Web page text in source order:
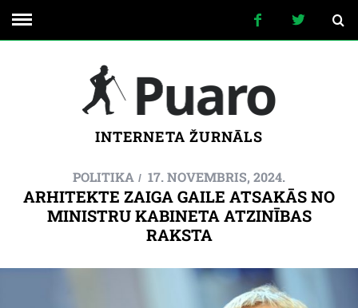
INTERNETA ŽURNĀLS
POLITIKA 17. NOVEMBRIS, 2024.
ARHITEKTE ZAIGA GAILE ATSAKĀS NO
MINISTRU KABINETA ATZINĪBAS
RAKSTA